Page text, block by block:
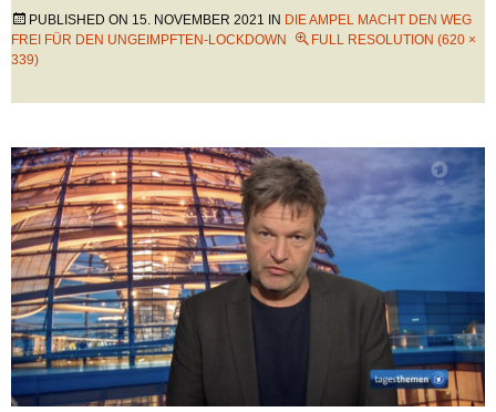
PUBLISHED ON 15. NOVEMBER 2021 IN DIE AMPEL MACHT DEN WEG
FREI FÜR DEN UNGEIMPFTEN-LOCKDOWN
FULL RESOLUTION (620 ×
339)